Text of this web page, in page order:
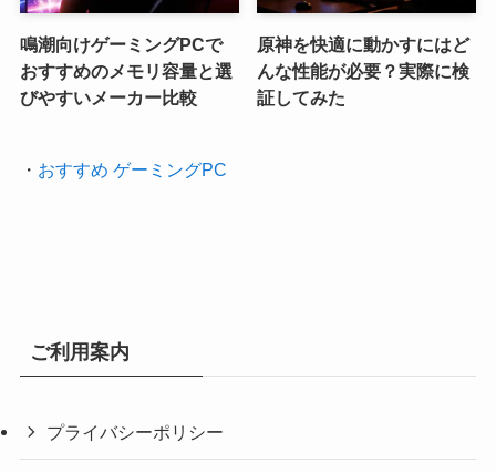
鳴潮向けゲーミングPCで
おすすめのメモリ容量と選
びやすいメーカー比較
原神を快適に動かすにはど
んな性能が必要？実際に検
証してみた
・ おすすめ ゲーミングPC
ご利用案内
プライバシーポリシー